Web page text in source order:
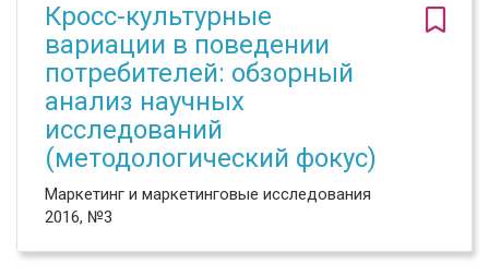
Кросс-культурные
вариации в поведении
потребителей: обзорный
анализ научных
исследований
(методологический фокус)
Маркетинг и маркетинговые исследования
2016, №3